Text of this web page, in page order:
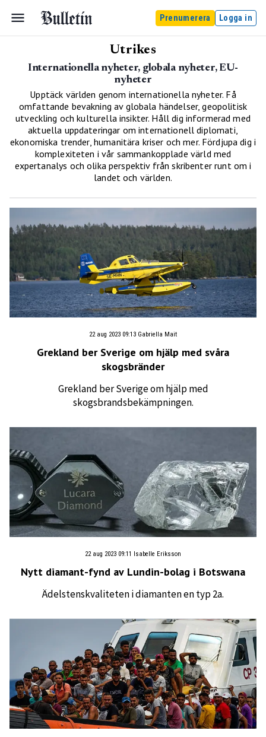
Prenumerera Logga in
Utrikes
Internationella nyheter, globala nyheter, EU-
nyheter
Upptäck världen genom internationella nyheter. Få
omfattande bevakning av globala händelser, geopolitisk
utveckling och kulturella insikter. Håll dig informerad med
aktuella uppdateringar om internationell diplomati,
ekonomiska trender, humanitära kriser och mer. Fördjupa dig i
komplexiteten i vår sammankopplade värld med
expertanalys och olika perspektiv från skribenter runt om i
landet och världen.
22 aug 2023 09:13 Gabriella Mait
Grekland ber Sverige om hjälp med svåra
skogsbränder
Grekland ber Sverige om hjälp med
skogsbrandsbekämpningen.
22 aug 2023 09:11 Isabelle Eriksson
Nytt diamant-fynd av Lundin-bolag i Botswana
Ädelstenskvaliteten i diamanten en typ 2a.